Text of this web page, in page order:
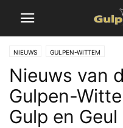
NIEUWS GULPEN-WITTEM
Nieuws van
Gulpen-
Gulp en